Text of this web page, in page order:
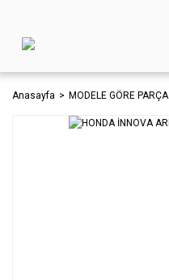
Anasayfa MODELE GÖRE PARÇA